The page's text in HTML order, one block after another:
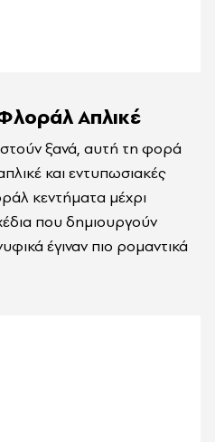
Απλικέ
ξανά, αυτή τη φορά
και εντυπωσιακές
κεντήματα μέχρι
που δημιουργούν
έγιναν πιο ρομαντικά